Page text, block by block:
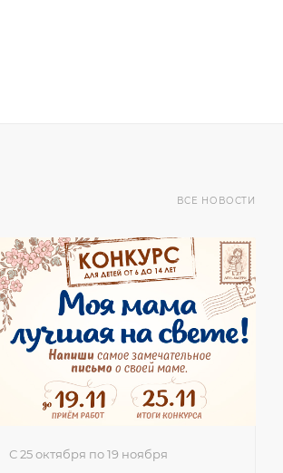
ВСЕ НОВОСТИ
с 25 октября по 19 ноября